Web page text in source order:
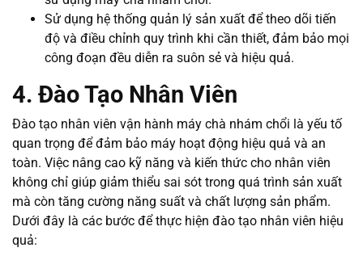
Sử dụng hệ thống quản lý sản xuất để theo dõi tiến
độ và điều chỉnh quy trình khi cần thiết, đảm bảo mọi
công đoạn đều diễn ra suôn sẻ và hiệu quả.
4. Đào Tạo Nhân Viên
Đào tạo nhân viên vận hành máy chà nhám chổi là yếu tố
quan trọng để đảm bảo máy hoạt động hiệu quả và an
toàn. Việc nâng cao kỹ năng và kiến thức cho nhân viên
không chỉ giúp giảm thiểu sai sót trong quá trình sản xuất
mà còn tăng cường năng suất và chất lượng sản phẩm.
Dưới đây là các bước để thực hiện đào tạo nhân viên hiệu
quả: